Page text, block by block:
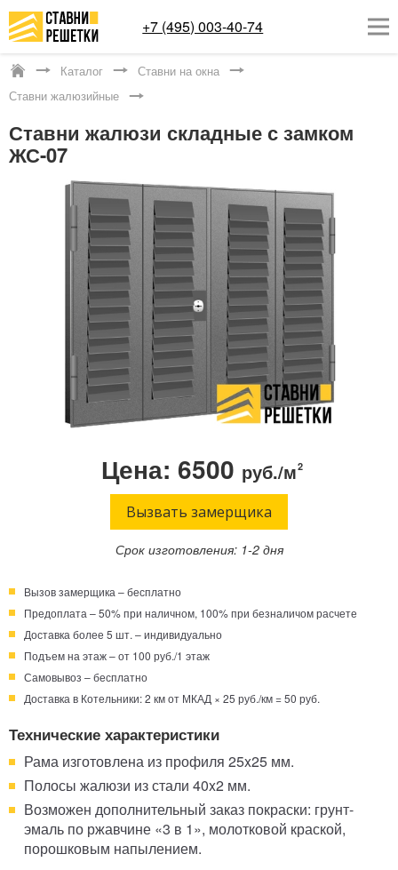
+7 (495) 003-40-74
СТАВНИ НА ОКНА
ДОСТАВКА
Заказать обратный звонок
Телефон:
Каталог
Ставни на окна
Ставни жалюзийные
Ставни жалюзи складные с замком
ЖС-07
Цена: 6500 руб./м2
Вызвать замерщика
Срок изготовления: 1-2 дня
Вызов замерщика – бесплатно
Предоплата – 50% при наличном, 100% при безналичом расчете
Доставка более 5 шт. – индивидуально
Подъем на этаж – от 100 руб./1 этаж
Самовывоз – бесплатно
Доставка в Котельники: 2 км от МКАД × 25 руб./км = 50 руб.
Технические характеристики
Рама изготовлена из профиля 25x25 мм.
Полосы жалюзи из стали 40x2 мм.
Возможен дополнительный заказ покраски: грунт-
эмаль по ржавчине «3 в 1», молотковой краской,
порошковым напылением.